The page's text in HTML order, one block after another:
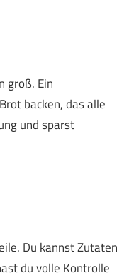
groß. Ein
backen, das alle
und sparst
Du kannst Zutaten
du volle Kontrolle